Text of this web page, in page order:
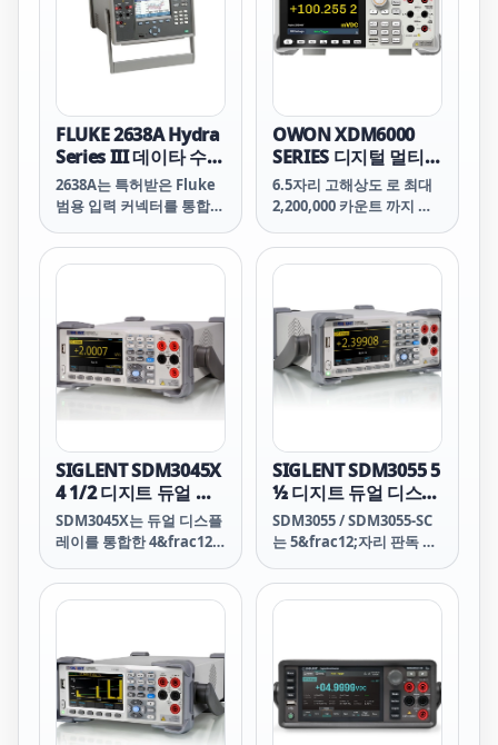
FLUKE 2638A Hydra
Series III 데이타 수집
장치/디지털 멀티미터
2638A는 특허받은 Fluke
범용 입력 커넥터를 통합해
높은 열전대 측정 정확도를
보장합니다. 범용 입력 커
유형을 지원하고, 온도 중
심의 메뉴 선택을 지원하므
로 2638A는 특히 온도 검증
분야에 적합합니다. 온도
프로파일링 또는 검증 테스
트를 시작하기 전에 여러
열전대를 알려진 기준 온도
로 “영점” 조정해야 할 경
우 버튼을 누르면 2638A가
모든 판독값을 기준 채널로
정규화하여 기준 온도의 오
프셋을 지원 데이터 파일에
저장합니다. AMS 지침에
따라 챔버 테스트 또는 열
처리 테스트를 수행하거나
장치를 검증할 경우 Hydra
Series III을 사용하면 이
러한 지침 또는 규정을 훨
씬 더 쉽게 준수할 수 있습
니다.
OWON XDM6000
SERIES 디지털 멀티미
터 4.3인치 터치스크
린
6.5자리 고해상도 로 최대
2,200,000 카운트 까지 정
정을 제공합니다.
SIGLENT SDM3045X
4 1/2 디지트 듀얼 디
스플레이 디지털 멀티
미터
SDM3045X는 듀얼 디스플
레이를 통합한 4&frac12;
트) 멀티미터로, 특히 고정
밀, 다기능 및 자동 측정 요
SIGLENT SDM3055 5
½ 디지트 듀얼 디스플
레이 디지털 멀티미터
SDM3055 / SDM3055-SC
는 5&frac12;자리 판독 분
갖춘 디지털 멀티미터로,
특히 고정밀, 다기능 및 자